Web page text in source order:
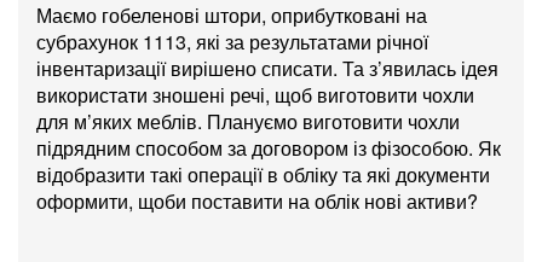
Маємо гобеленові штори, оприбутковані на
субрахунок 1113, які за результатами річної
інвентаризації вирішено списати. Та з’явилась ідея
використати зношені речі, щоб виготовити чохли
для м’яких меблів. Плануємо виготовити чохли
підрядним способом за договором із фізособою. Як
відобразити такі операції в обліку та які документи
оформити, щоби поставити на облік нові активи?